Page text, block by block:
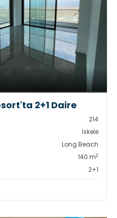
2+1 Daire
214
İskele
Long Beach
140 m2
2+1